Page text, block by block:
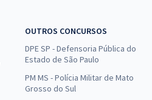
OUTROS CONCURSOS
DPE SP - Defensoria Pública do
Estado de São Paulo
PM MS - Polícia Militar de Mato
Grosso do Sul